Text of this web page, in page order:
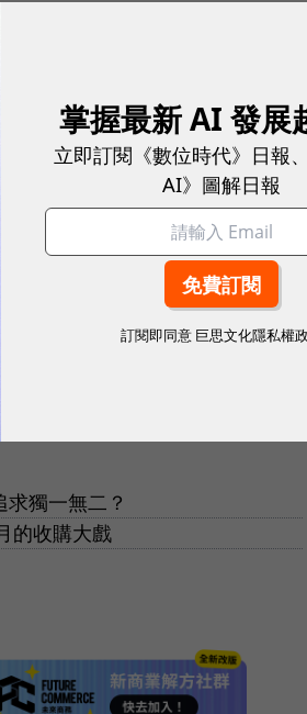
於婚前協議；夏納翰陣營主
迫簽下婚前協議。
Google，協助將Google打造
司Alphabet管理階層，但仍在
獨一無二？
的收購大戲
掌握最新 AI 發展
立即訂閱《數位時代》日報
AI》圖解日報
訂閱即同意 巨思文化隱私權